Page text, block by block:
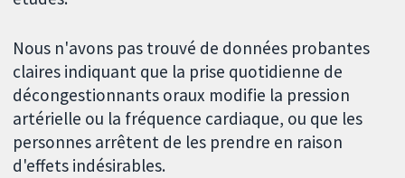
Nous n'avons pas trouvé de données probantes
claires indiquant que la prise quotidienne de
décongestionnants oraux modifie la pression
artérielle ou la fréquence cardiaque, ou que les
personnes arrêtent de les prendre en raison
d'effets indésirables.